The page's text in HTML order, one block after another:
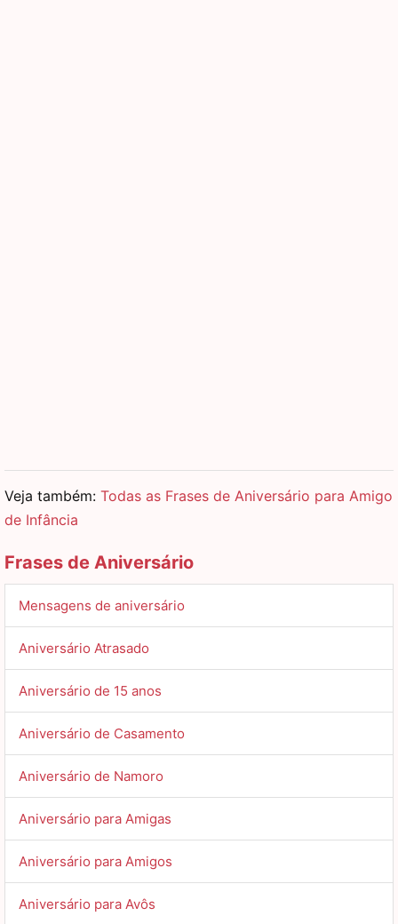
Veja também: Todas as Frases de Aniversário para Amigo
de Infância
Frases de Aniversário
Mensagens de aniversário
Aniversário Atrasado
Aniversário de 15 anos
Aniversário de Casamento
Aniversário de Namoro
Aniversário para Amigas
Aniversário para Amigos
Aniversário para Avôs